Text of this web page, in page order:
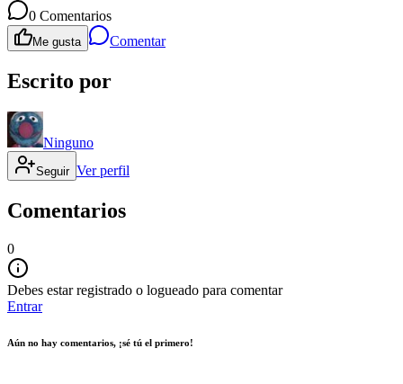
0 Comentarios
Me gusta Comentar
Escrito por
Ninguno
Seguir Ver perfil
Comentarios
0
Debes estar registrado o logueado para comentar
Entrar
Aún no hay comentarios, ¡sé tú el primero!